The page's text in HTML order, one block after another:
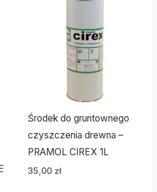
Środek do gruntownego
czyszczenia drewna –
PRAMOL CIREX 1L
35,00 zł